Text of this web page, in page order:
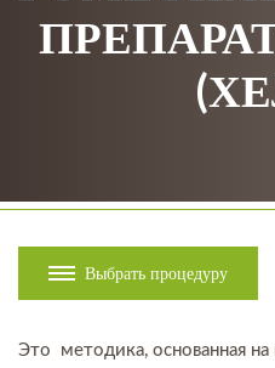
Выбрать процедуру
Это методика, основанная на